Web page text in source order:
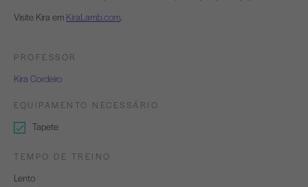
Visite Kira em KiraLamb.com.
PROFESSOR
Kira Cordeiro
EQUIPAMENTO NECESSÁRIO
Tapete
TEMPO DE TREINO
Lento